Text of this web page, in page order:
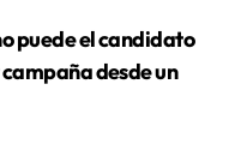
puede el candidato
desde un